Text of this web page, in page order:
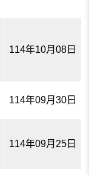
114年10月08日
114年09月30日
114年09月25日